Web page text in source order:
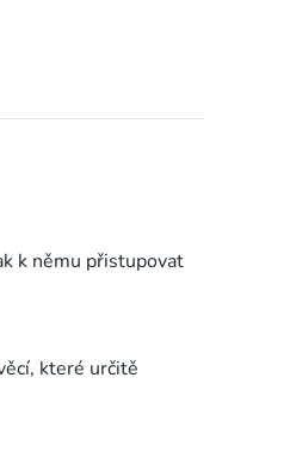
k němu přistupovat
které určitě